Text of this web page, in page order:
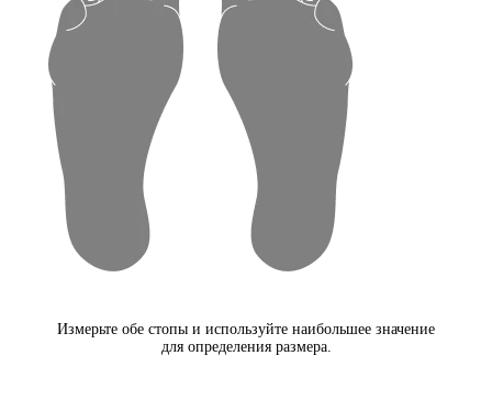
Измерьте обе стопы и используйте наибольшее значение
для определения размера.